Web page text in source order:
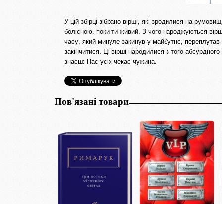
У цій збірці зібрано вірші, які зродилися на
болісною, поки ти живий. З чого народжуються
часу, який минуле закинув у майбутнє,
закінчитися. Ці вірші народилися з того
знаєш: Нас усіх чекає чужина.
Пов'язані товари